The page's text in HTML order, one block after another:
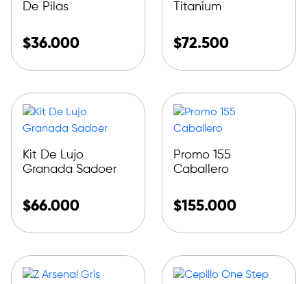
De Pilas
$36.000
Titanium
$72.500
Kit De Lujo
Granada Sadoer
$66.000
Promo 155
Caballero
$155.000